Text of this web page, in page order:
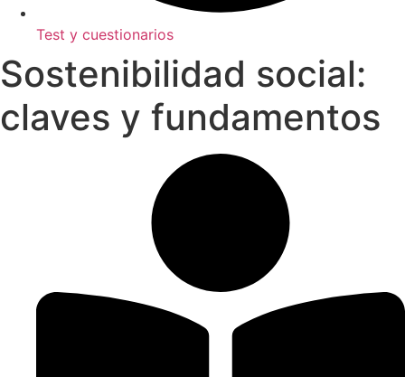
Test y cuestionarios
Sostenibilidad social:
claves y fundamentos